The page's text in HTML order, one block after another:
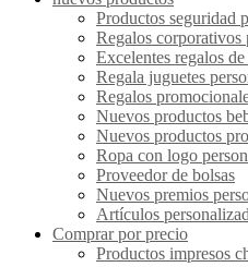
Productos seguridad
Regalos corporativos
Excelentes regalos
Regala juguetes
Regalos
Nuevos productos
Nuevos productos
Ropa con logo
Proveedor de bolsas
Nuevos premios
Artículos
Comprar por precio
Productos impresos